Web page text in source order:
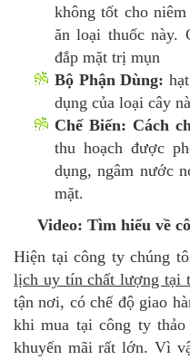
không tốt cho
ăn loại thuốc này.
đắp mặt trị mụn
Bộ Phận Dùng:
dụng của loại cây
Chế Biến: Cách
thu hoạch được
dụng, ngâm nước
mặt.
Video: Tìm hiểu về
Hiện tại công ty chúng
lịch uy tín chất lượng tại
tận nơi, có chế độ giao
khi mua tại công ty
khuyến mãi rất lớn. Vì